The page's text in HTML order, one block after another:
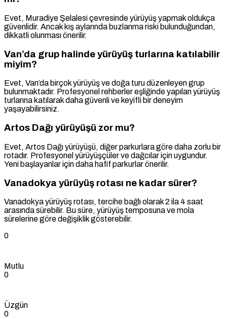
Evet, Muradiye Şelalesi çevresinde yürüyüş yapmak oldukça
güvenlidir. Ancak kış aylarında buzlanma riski bulunduğundan,
dikkatli olunması önerilir.
Van’da grup halinde yürüyüş turlarına katılabilir
miyim?
Evet, Van’da birçok yürüyüş ve doğa turu düzenleyen grup
bulunmaktadır. Profesyonel rehberler eşliğinde yapılan yürüyüş
turlarına katılarak daha güvenli ve keyifli bir deneyim
yaşayabilirsiniz.
Artos Dağı yürüyüşü zor mu?
Evet, Artos Dağı yürüyüşü, diğer parkurlara göre daha zorlu bir
rotadır. Profesyonel yürüyüşçüler ve dağcılar için uygundur.
Yeni başlayanlar için daha hafif parkurlar önerilir.
Vanadokya yürüyüş rotası ne kadar sürer?
Vanadokya yürüyüş rotası, tercihe bağlı olarak 2 ila 4 saat
arasında sürebilir. Bu süre, yürüyüş temposuna ve mola
sürelerine göre değişiklik gösterebilir.
0
Mutlu
0
Üzgün
0